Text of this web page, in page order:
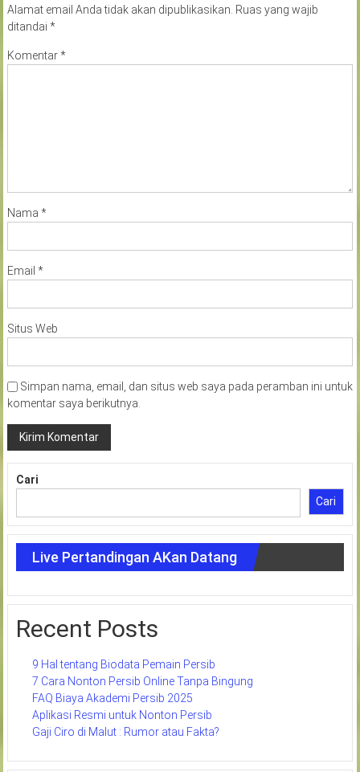
Alamat email Anda tidak akan dipublikasikan. Ruas yang wajib
ditandai *
Komentar*
Nama *
Email *
Situs Web
Simpan nama, email, dan situs web saya pada peramban ini untuk
komentar saya berikutnya.
Cari
Cari
Live Pertandingan AKan Datang
Recent Posts
9 Hal tentang Biodata Pemain Persib
7 Cara Nonton Persib Online Tanpa Bingung
FAQ Biaya Akademi Persib 2025
Aplikasi Resmi untuk Nonton Persib
Gaji Ciro di Malut : Rumor atau Fakta?